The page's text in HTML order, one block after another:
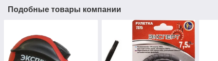
Подобные товары компании